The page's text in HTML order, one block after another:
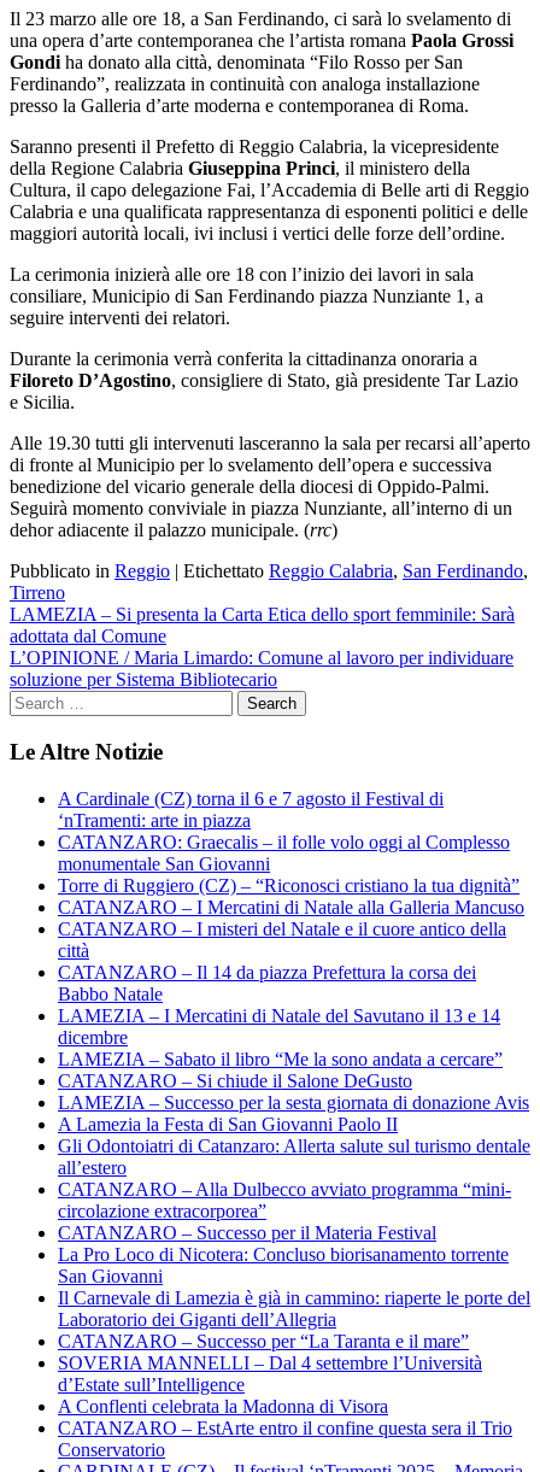
Il 23 marzo alle ore 18, a San Ferdinando, ci sarà lo svelamento di
una opera d’arte contemporanea che l’artista romana Paola Grossi
Gondiha donato alla città, denominata “Filo Rosso per San
Ferdinando”, realizzata in continuità con analoga installazione
presso la Galleria d’arte moderna e contemporanea di Roma.
Saranno presenti il Prefetto di Reggio Calabria, la vicepresidente
della Regione Calabria Giuseppina Princi, il ministero della
Cultura, il capo delegazione Fai, l’Accademia di Belle arti di Reggio
Calabria e una qualificata rappresentanza di esponenti politici e delle
maggiori autorità locali, ivi inclusi i vertici delle forze dell’ordine.
La cerimonia inizierà alle ore 18 con l’inizio dei lavori in sala
consiliare, Municipio di San Ferdinando piazza Nunziante 1, a
seguire interventi dei relatori.
Durante la cerimonia verrà conferita la cittadinanza onoraria a
Filoreto D’Agostino, consigliere di Stato, già presidente Tar Lazio
e Sicilia.
Alle 19.30 tutti gli intervenuti lasceranno la sala per recarsi all’aperto
di fronte al Municipio per lo svelamento dell’opera e successiva
benedizione del vicario generale della diocesi di Oppido-Palmi.
Seguirà momento conviviale in piazza Nunziante, all’interno di un
dehor adiacente il palazzo municipale. (rrc)
Pubblicato in Reggio | Etichettato Reggio Calabria, San Ferdinando,
Tirreno
Navigazione
articoli
LAMEZIA – Si presenta la Carta Etica dello sport femminile: Sarà
adottata dal Comune
L’OPINIONE / Maria Limardo: Comune al lavoro per individuare
soluzione per Sistema Bibliotecario
Le Altre Notizie
A Cardinale (CZ) torna il 6 e 7 agosto il Festival di
‘nTramenti: arte in piazza
CATANZARO: Graecalis – il folle volo oggi al Complesso
monumentale San Giovanni
Torre di Ruggiero (CZ) – “Riconosci cristiano la tua dignità”
CATANZARO – I Mercatini di Natale alla Galleria Mancuso
CATANZARO – I misteri del Natale e il cuore antico della
città
CATANZARO – Il 14 da piazza Prefettura la corsa dei
Babbo Natale
LAMEZIA – I Mercatini di Natale del Savutano il 13 e 14
dicembre
LAMEZIA – Sabato il libro “Me la sono andata a cercare”
CATANZARO – Si chiude il Salone DeGusto
LAMEZIA – Successo per la sesta giornata di donazione Avis
A Lamezia la Festa di San Giovanni Paolo II
Gli Odontoiatri di Catanzaro: Allerta salute sul turismo dentale
all’estero
CATANZARO – Alla Dulbecco avviato programma “mini-
circolazione extracorporea”
CATANZARO – Successo per il Materia Festival
La Pro Loco di Nicotera: Concluso biorisanamento torrente
San Giovanni
Il Carnevale di Lamezia è già in cammino: riaperte le porte del
Laboratorio dei Giganti dell’Allegria
CATANZARO – Successo per “La Taranta e il mare”
SOVERIA MANNELLI – Dal 4 settembre l’Università
d’Estate sull’Intelligence
A Conflenti celebrata la Madonna di Visora
CATANZARO – EstArte entro il confine questa sera il Trio
Conservatorio